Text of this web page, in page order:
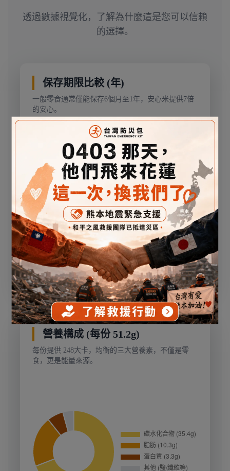
透過數據視覺化，了解為什麼這是您可以信賴
的選擇。
保存期限比較 (年)
一般零食通常僅能保存6個月至1年，安心米提供7倍
的安心。
營養構成 (每份 51.2g)
每份提供 248大卡，均衡的三大營養素，不僅是零
食，更是能量來源。